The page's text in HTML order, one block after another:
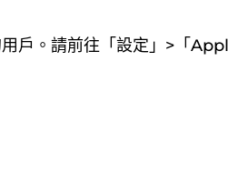
戶。請前往「設定」>「